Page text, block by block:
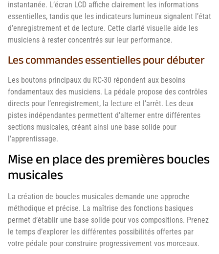
instantanée. L’écran LCD affiche clairement les informations
essentielles, tandis que les indicateurs lumineux signalent l’état
d’enregistrement et de lecture. Cette clarté visuelle aide les
musiciens à rester concentrés sur leur performance.
Les commandes essentielles pour débuter
Les boutons principaux du RC-30 répondent aux besoins
fondamentaux des musiciens. La pédale propose des contrôles
directs pour l’enregistrement, la lecture et l’arrêt. Les deux
pistes indépendantes permettent d’alterner entre différentes
sections musicales, créant ainsi une base solide pour
l’apprentissage.
Mise en place des premières boucles
musicales
La création de boucles musicales demande une approche
méthodique et précise. La maîtrise des fonctions basiques
permet d’établir une base solide pour vos compositions. Prenez
le temps d’explorer les différentes possibilités offertes par
votre pédale pour construire progressivement vos morceaux.